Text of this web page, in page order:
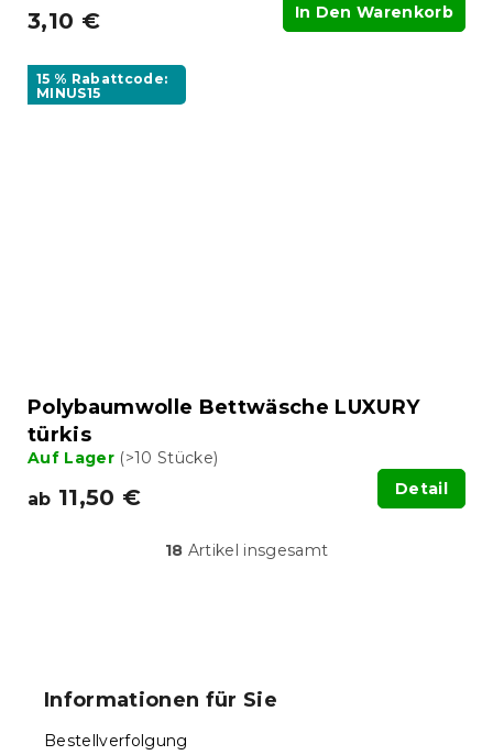
3,10 € In Den Warenkorb
15 % Rabattcode:
MINUS15
Polybaumwolle Bettwäsche LUXURY
türkis
Auf Lager (>10 Stücke)
ab 11,50 € Detail
S
l
18 Artikel insgesamt
Informationen für Sie
Bestellverfolgung